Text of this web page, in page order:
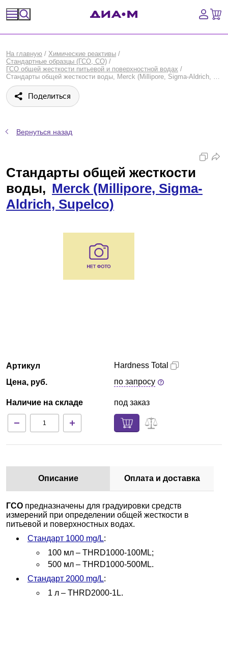
Оборудование, приборы
Расходные материалы, пластик, стекло
Предметный указатель
Войти
Партнеры
Доставка и оплата
Контакты
На главную / Химические реактивы /
Стандартные образцы (ГСО, CO) /
ГСО общей жесткости питьевой и поверхностной водах /
Стандарты общей жесткости воды, Merck (Millipore, Sigma-Aldrich, Supelco)
Поделиться
Вернуться назад
Стандарты общей жесткости
воды, Merck (Millipore, Sigma-
Aldrich, Supelco)
Артикул
Цена, руб.
Наличие на складе
Hardness Total
по запросу
под заказ
Описание Оплата и доставка
ГСО предназначены для градуировки средств
измерений при определении общей жесткости в
питьевой и поверхностных водах.
Стандарт 1000 mg/L:
100 мл – THRD1000-100ML;
500 мл – THRD1000-500ML.
Стандарт 2000 mg/L:
1 л – THRD2000-1L.